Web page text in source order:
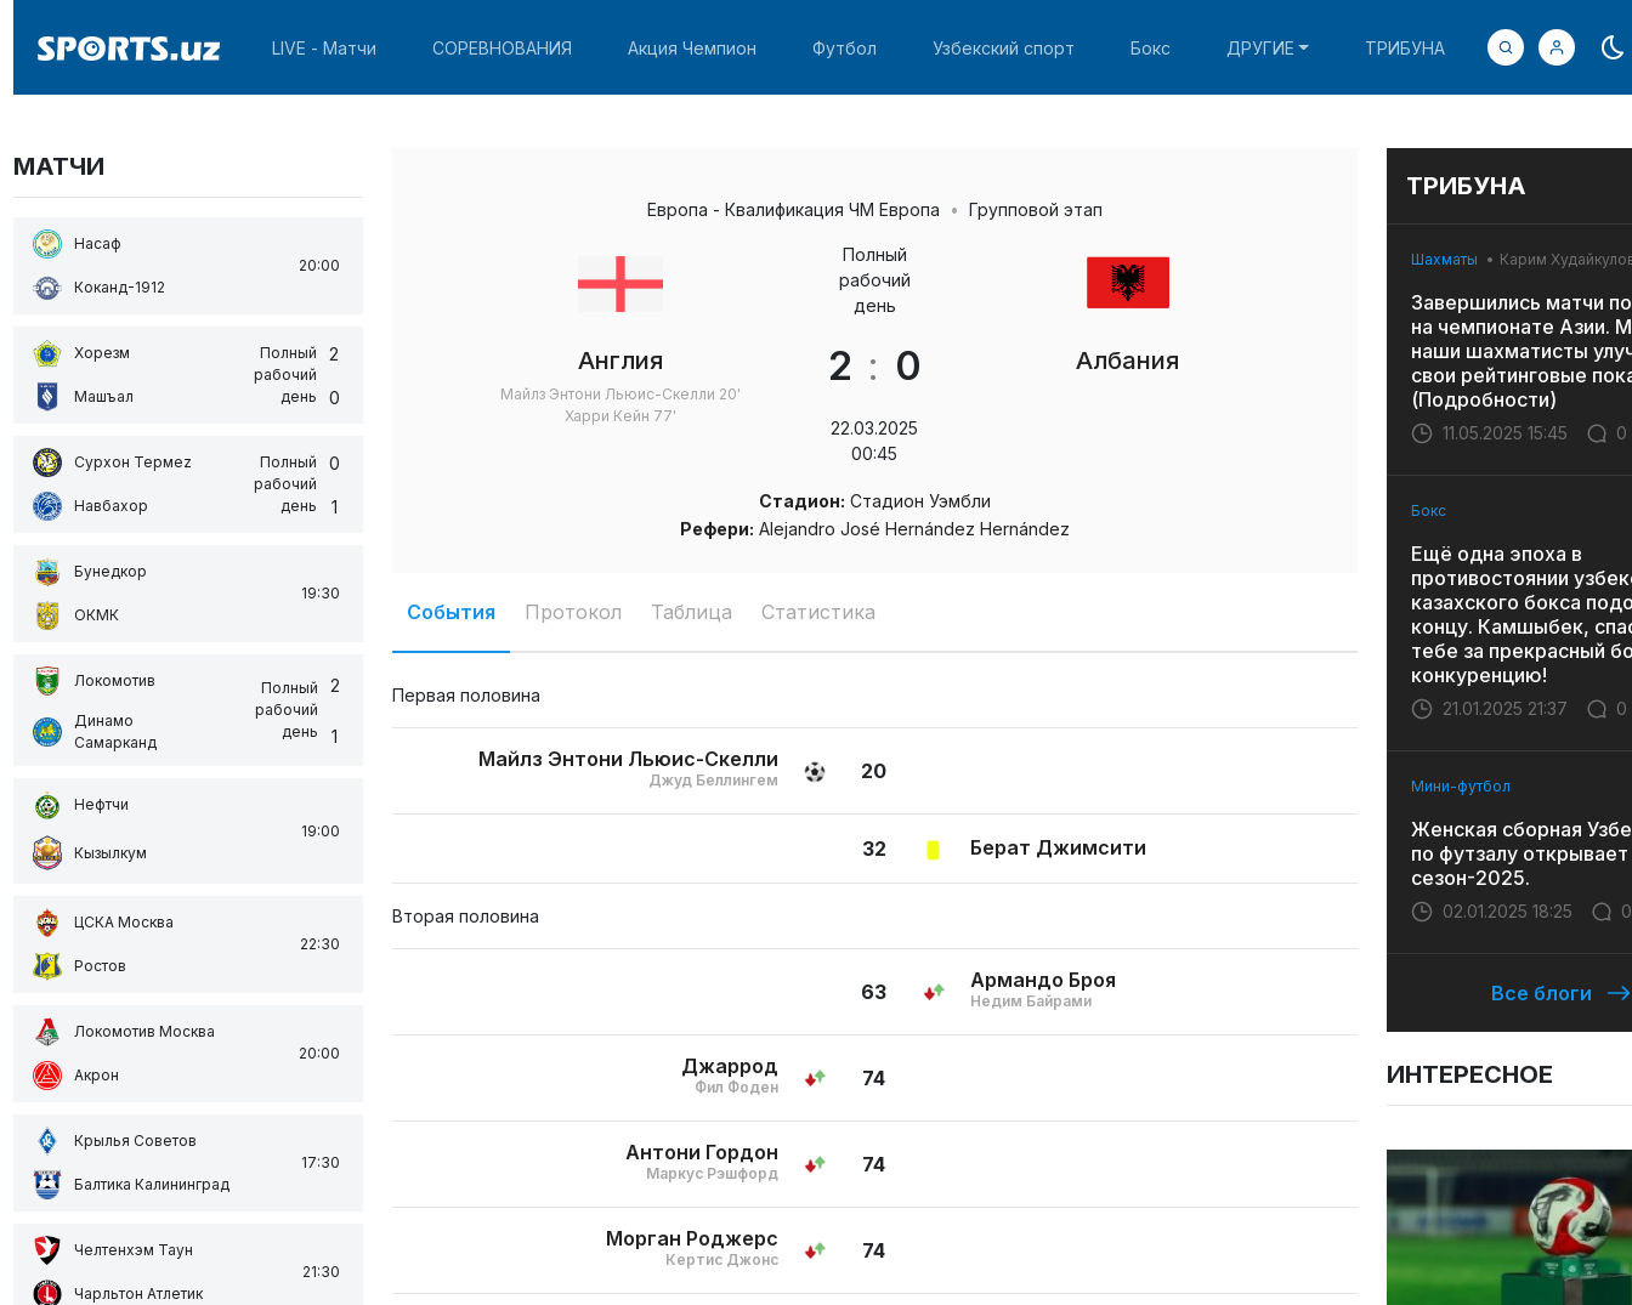
LIVE - Матчи СОРЕВНОВАНИЯ Акция Чемпион Футбол Узбекский спорт Бокс ДРУГИЕ ТРИБУНА
МАТЧИ
Насаф
Коканд-1912
20:00
Хорезм
Машъал
Полный
рабочий
день
2
0
Сурхон Термеz
Навбахор
Полный
рабочий
день
0
1
Бунедкор
ОКМК
19:30
Локомотив
Динамо
Самарканд
Полный
рабочий
день
2
1
Нефтчи
Кызылкум
19:00
ЦСКА Москва
Ростов
22:30
Локомотив Москва
Акрон
20:00
Крылья Советов
Балтика Калининград
17:30
Челтенхэм Таун
Чарльтон Атлетик
21:30
Европа - Квалификация ЧМ Европа Групповой этап
Англия
Майлз Энтони Льюис-Скелли 20'
Харри Кейн 77'
Полный
рабочий
день
2 : 0
22.03.2025
00:45
Албания
Стадион: Стадион Уэмбли
Рефери: Alejandro José Hernández Hernández
События Протокол Таблица Статистика
Первая половина
20
Майлз Энтони Льюис-Скелли
Джуд Беллингем
32 Берат Джимсити
Вторая половина
63 Армандо Броя
Недим Байрами
74
Джаррод
Фил Фоден
74
Антони Гордон
Маркус Рэшфорд
74
Морган Роджерс
Кертис Джонс
ТРИБУНА
Шахматы Карим
Завершились матчи
на чемпионате Азии.
наши шахматисты
свои рейтинговые
(Подробности)
11.05.2025 15:45 0
Бокс
Ещё одна эпоха в
противостоянии
казахского бокса
концу. Камшыбек,
тебе за прекрасный
конкуренцию!
21.01.2025 21:37 0
Мини-футбол
Женская сборная
по футзалу открывает
сезон-2025.
02.01.2025 18:25 0
Все блоги
ИНТЕРЕСНОЕ